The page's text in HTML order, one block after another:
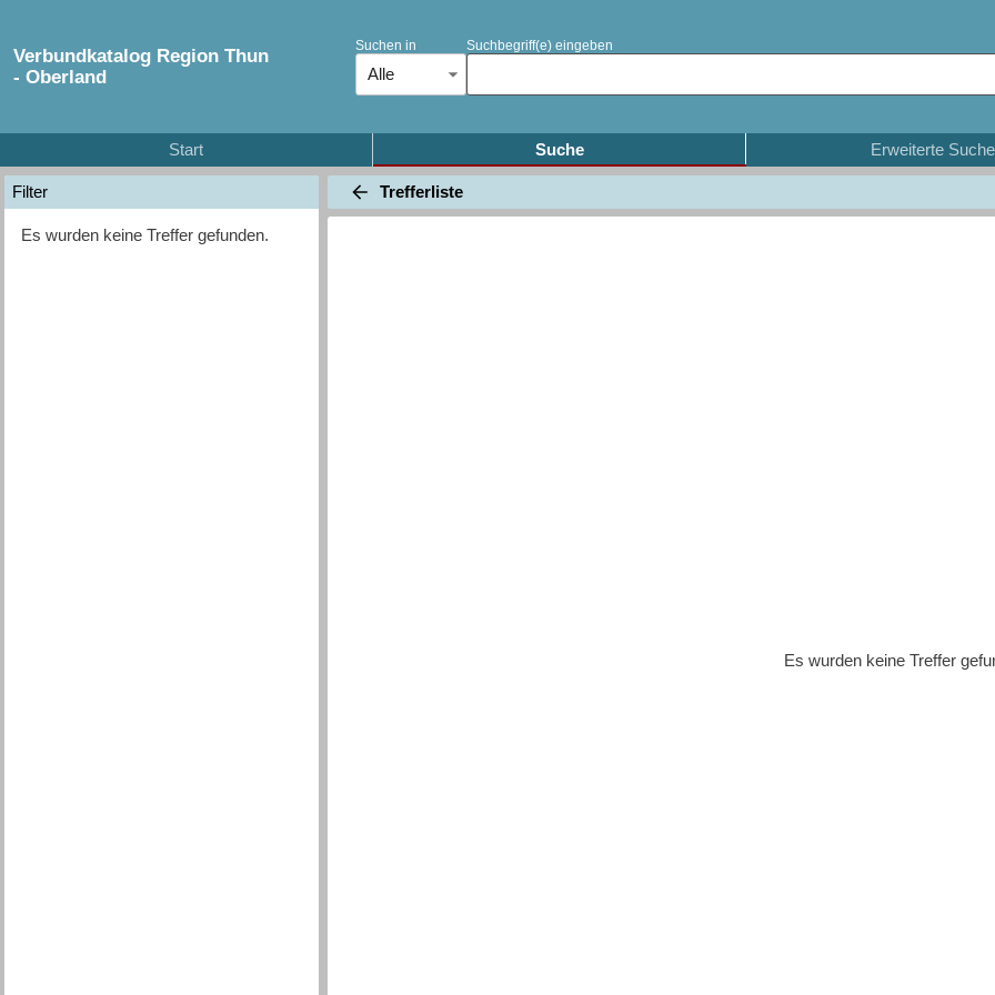
Verbundkatalog Region Thun
- Oberland
Suchen in
Alle
Suchbegriff(e) eingeben
Start Suche Erweiterte Suche
Filter
Es wurden keine Treffer gefunden.
Trefferliste
Es wurden keine Treffer